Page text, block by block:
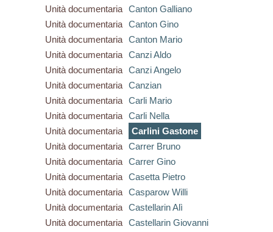
Unità documentaria
Canton Galliano
Unità documentaria
Canton Gino
Unità documentaria
Canton Mario
Unità documentaria
Canzi Aldo
Unità documentaria
Canzi Angelo
Unità documentaria
Canzian
Unità documentaria
Carli Mario
Unità documentaria
Carli Nella
Unità documentaria
Carlini Gastone
Unità documentaria
Carrer Bruno
Unità documentaria
Carrer Gino
Unità documentaria
Casetta Pietro
Unità documentaria
Casparow Willi
Unità documentaria
Castellarin Alì
Unità documentaria
Castellarin Giovanni